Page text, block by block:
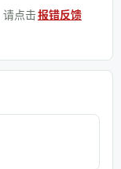
点击报错反馈